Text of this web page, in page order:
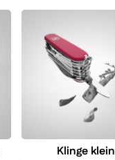
Klinge klein